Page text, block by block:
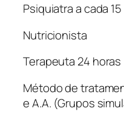
Psiquiatra a cada
Nutricionista
Terapeuta 24 horas
Método de
e A.A. (Grupos